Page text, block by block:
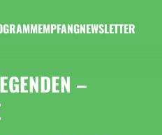
EMPFANGNEWSLETTER
–